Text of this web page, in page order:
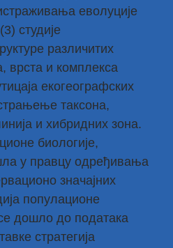
еволуције
студије
различитих
врста и комплекса
екогеографских
таксона,
и хибридних зона.
биологије,
у правцу одређивања
значајних
популационе
дошло до података
стратегија